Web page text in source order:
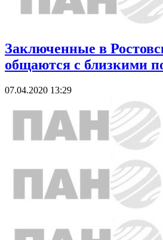
Заключенные в
общаются с близкими
07.04.2020 13:29